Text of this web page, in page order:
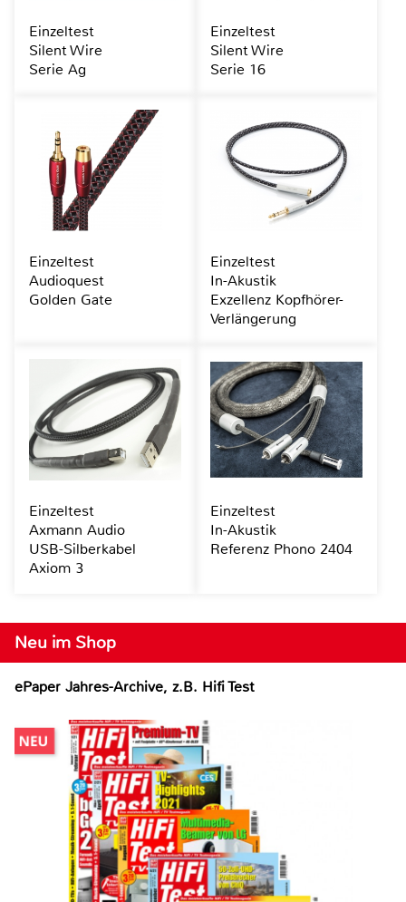
Neu im Shop
ePaper Jahres-Archive, z.B. Hifi Test
Einzeltest
Silent Wire
Serie Ag
Einzeltest
Silent Wire
Serie 16
Einzeltest
Audioquest
Golden Gate
Einzeltest
In-Akustik
Exzellenz Kopfhörer-
Verlängerung
Einzeltest
Axmann Audio
USB-Silberkabel
Axiom 3
Einzeltest
In-Akustik
Referenz Phono 2404